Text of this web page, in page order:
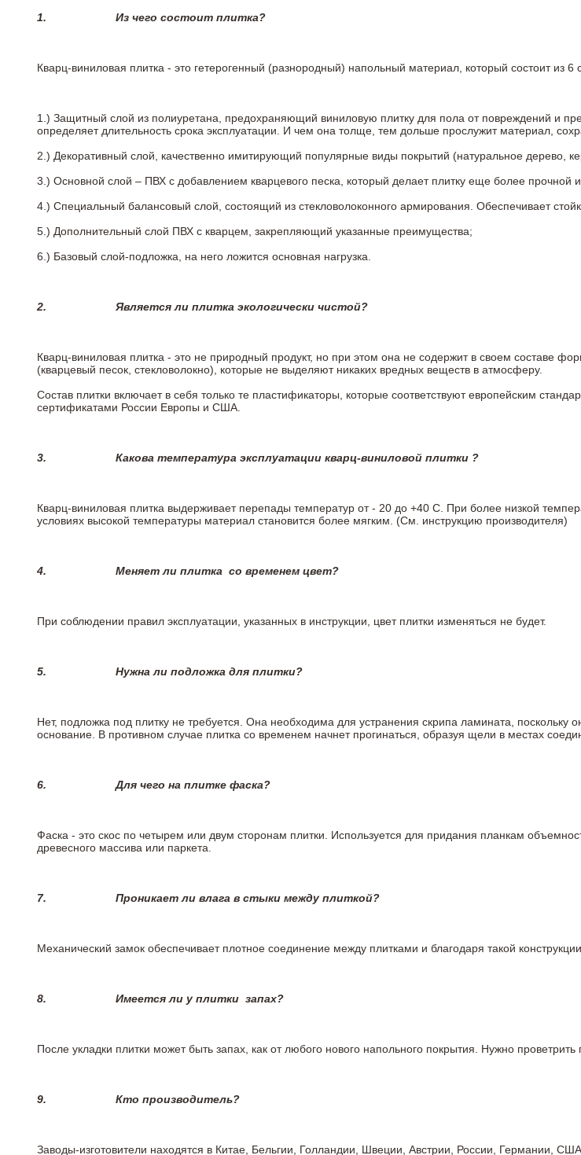
1. Из чего состоит плитка?
Кварц-виниловая плитка - это гетерогенный (разнородный) напольный материал, который состоит из 6
1.) Защитный слой из полиуретана, предохраняющий виниловую плитку для пола от повреждений и
определяет длительность срока эксплуатации. И чем она толще, тем дольше прослужит материал,
2.) Декоративный слой, качественно имитирующий популярные виды покрытий (натуральное дерево,
3.) Основной слой – ПВХ с добавлением кварцевого песка, который делает плитку еще более прочной
4.) Специальный балансовый слой, состоящий из стекловолоконного армирования. Обеспечивает
5.) Дополнительный слой ПВХ с кварцем, закрепляющий указанные преимущества;
6.) Базовый слой-подложка, на него ложится основная нагрузка.
2. Является ли плитка экологически чистой?
Кварц-виниловая плитка - это не природный продукт, но при этом она не содержит в своем составе
(кварцевый песок, стекловолокно), которые не выделяют никаких вредных веществ в атмосферу.
Состав плитки включает в себя только те пластификаторы, которые соответствуют европейским
сертификатами России Европы и США.
3. Какова температура эксплуатации кварц-виниловой плитки ?
Кварц-виниловая плитка выдерживает перепады температур от - 20 до +40 С. При более низкой
условиях высокой температуры материал становится более мягким. (См. инструкцию производителя)
4. Меняет ли плитка со временем цвет?
При соблюдении правил эксплуатации, указанных в инструкции, цвет плитки изменяться не будет.
5. Нужна ли подложка для плитки?
Нет, подложка под плитку не требуется. Она необходима для устранения скрипа ламината,
основание. В противном случае плитка со временем начнет прогинаться, образуя щели в местах
6.Для чего на плитке фаска?
Фаска - это скос по четырем или двум сторонам плитки. Используется для придания планкам
древесного массива или паркета.
7. Проникает ли влага в стыки между плиткой?
Механический замок обеспечивает плотное соединение между плитками и благодаря такой
8. Имеется ли у плитки запах?
После укладки плитки может быть запах, как от любого нового напольного покрытия. Нужно
9. Кто производитель?
Заводы-изготовители находятся в Китае, Бельгии, Голландии, Швеции, Австрии, России, Германии,